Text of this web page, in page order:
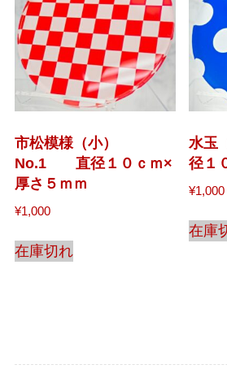
市松模様（小）
No.1 直径１０ｃｍ×
厚さ５ｍｍ
¥1,000
在庫切れ
水
径１
¥1,000
在庫